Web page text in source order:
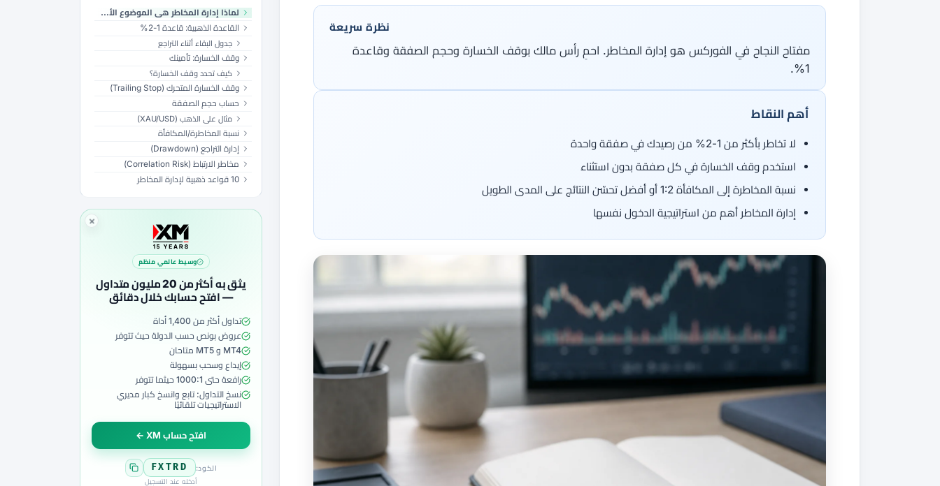
نظرة سريعة
مفتاح النجاح في الفوركس هو إدارة المخاطر. احمِ رأس مالك بوقف الخسارة وحجم الصفقة وقاعدة
1%.
أهم النقاط
لا تخاطر بأكثر من 1-2% من رصيدك في صفقة واحدة
استخدم وقف الخسارة في كل صفقة بدون استثناء
نسبة المخاطرة إلى المكافأة 1:2 أو أفضل تحسّن النتائج على المدى الطويل
إدارة المخاطر أهم من استراتيجية الدخول نفسها
لماذا إدارة المخاطر هي الموضوع الأهم؟
القاعدة الذهبية: قاعدة 1-2%
جدول البقاء أثناء التراجع
وقف الخسارة: تأمينك
كيف تحدد وقف الخسارة؟
وقف الخسارة المتحرك (Trailing Stop)
حساب حجم الصفقة
مثال على الذهب (XAU/USD)
نسبة المخاطرة/المكافأة
إدارة التراجع (Drawdown)
مخاطر الارتباط (Correlation Risk)
وسيط عالمي منظم
يثق به أكثر من 20 مليون متداول
— افتح حسابك خلال دقائق
تداول أكثر من 1,400 أداة
عروض بونص حسب الدولة حيث تتوفر
MT4 و MT5 متاحان
إيداع وسحب بسهولة
رافعة حتى 1000:1 حيثما تتوفر
نسخ التداول: تابع وانسخ كبار مديري
الاستراتيجيات تلقائيًا
افتح حساب XM ←
الكود: FXTRD
أدخله عند التسجيل